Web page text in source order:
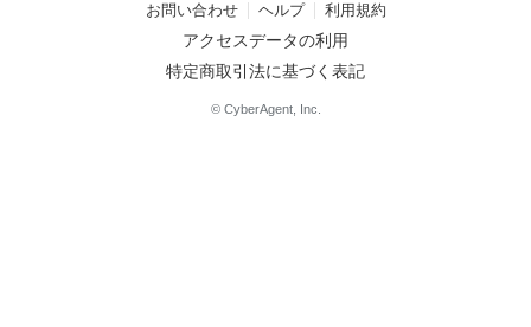
お問い合わせ ヘルプ 利用規約
アクセスデータの利用
特定商取引法に基づく表記
© CyberAgent, Inc.